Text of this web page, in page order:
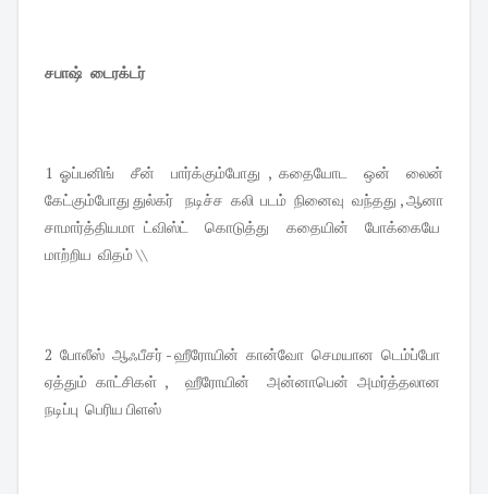
சபாஷ் டைரக்டர்
1 ஓப்பனிங் சீன் பார்க்கும்போது , கதையோட ஒன் லைன்
கேட்கும்போது துல்கர் நடிச்ச கலி படம் நினைவு வந்தது , ஆனா
சாமார்த்தியமா ட்விஸ்ட் கொடுத்து கதையின் போக்கையே
மாற்றிய விதம் \\
2 போலீஸ் ஆஃபீசர் - ஹீரோயின் கான்வோ செமயான டெம்ப்போ
ஏத்தும் காட்சிகள் , ஹீரோயின் அன்னாபென் அமர்த்தலான
நடிப்பு பெரிய பிளஸ்